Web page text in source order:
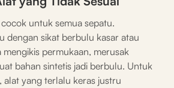
untuk semua sepatu.
dengan sikat berbulu kasar atau
mengikis permukaan, merusak
bahan sintetis jadi berbulu. Untuk
alat yang terlalu keras justru